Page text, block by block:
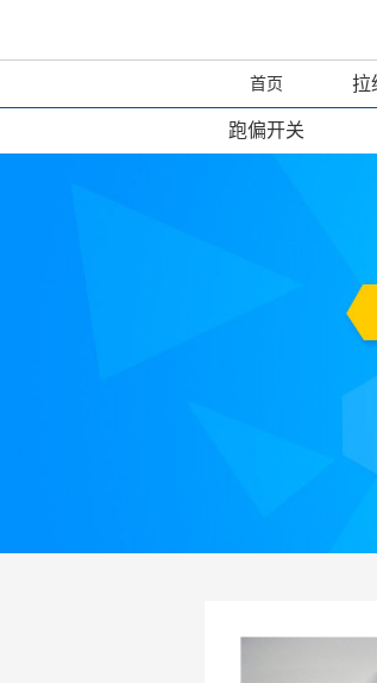
首页
跑偏开关
拉